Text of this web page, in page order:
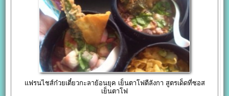
แฟรนไชส์ก๋วยเตี๋ยวกะลาย้อนยุค เย็นตาโฟตีลังกา สูตรเด็ดที่ซอส
เย็นตาโฟ